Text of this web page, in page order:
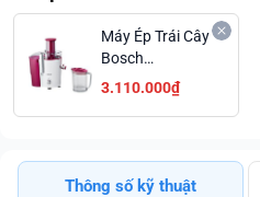
Máy Ép Trái Cây
Bosch
MES25C0
3.110.000₫
Thông số kỹ thuật